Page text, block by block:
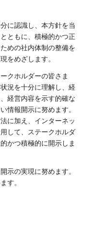
に認識し、本方針を当
ともに、積極的かつ正
めの社内体制の整備を
をめざします。
クホルダーの皆さま
況を十分に理解し、経
経営内容を示す的確な
情報開示に努めます。
に加え、インターネッ
して、ステークホルダ
かつ積極的に開示しま
示の実現に努めます。
す。